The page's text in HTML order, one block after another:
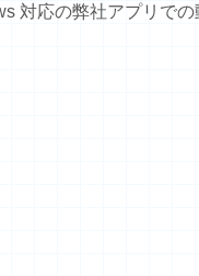
対応の弊社アプリで